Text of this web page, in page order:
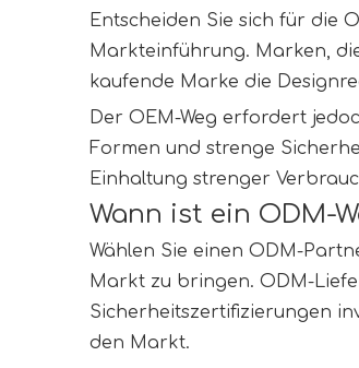
Entscheiden Sie sich für die
Markteinführung. Marken,
kaufende Marke die
Der OEM-Weg erfordert
Formen und strenge
Einhaltung strenger
Wann ist ein ODM-
Wählen Sie einen ODM-
Markt zu bringen. ODM-
Sicherheitszertifizierungen
den Markt.